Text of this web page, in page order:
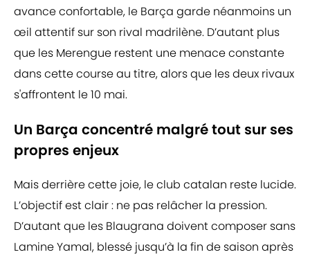
avance confortable, le Barça garde néanmoins un
œil attentif sur son rival madrilène. D’autant plus
que les Merengue restent une menace constante
dans cette course au titre, alors que les deux rivaux
s'affrontent le 10 mai.
Un Barça concentré malgré tout sur ses
propres enjeux
Mais derrière cette joie, le club catalan reste lucide.
L’objectif est clair : ne pas relâcher la pression.
D’autant que les Blaugrana doivent composer sans
Lamine Yamal, blessé jusqu’à la fin de saison après